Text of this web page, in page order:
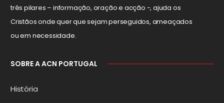
três pilares – informação, oração e acção -, ajuda os
Cristãos onde quer que sejam perseguidos, ameaçados
ou em necessidade.
SOBRE A ACN PORTUGAL
História